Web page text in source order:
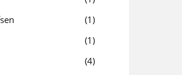
1
1
4